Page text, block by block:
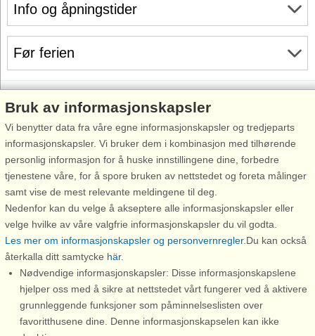
Info og åpningstider
Før ferien
Inspirasjon
Feriesenterliste
Bestill gavekort
Rabatt
Rabatt til attraksjoner
Om
Før ferien
Ditt opphold
Før hjemreisen
Verdt å vite
Profil
Trygghet & garanti
Support
Bruk av informasjonskapsler
Vi benytter data fra våre egne informasjonskapsler og tredjeparts
informasjonskapsler. Vi bruker dem i kombinasjon med tilhørende
personlig informasjon for å huske innstillingene dine, forbedre
tjenestene våre, for å spore bruken av nettstedet og foreta målinger
samt vise de mest relevante meldingene til deg.
Nedenfor kan du velge å akseptere alle informasjonskapsler eller
velge hvilke av våre valgfrie informasjonskapsler du vil godta.
Les mer om informasjonskapsler og personvernregler.Du kan också
återkalla ditt samtycke här.
Nødvendige informasjonskapsler: Disse informasjonskapslene
hjelper oss med å sikre at nettstedet vårt fungerer ved å aktivere
grunnleggende funksjoner som påminnelseslisten over
favoritthusene dine. Denne informasjonskapselen kan ikke